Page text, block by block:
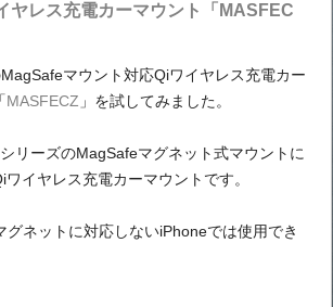
レス充電カーマウント「MASFEC
マウント対応Qiワイヤレス充電カー
MASFECZ 」を試してみました。
リーズのMagSafeマグネット式マウントに
ワイヤレス充電カーマウントです。
グネットに対応しないiPhoneでは使用でき